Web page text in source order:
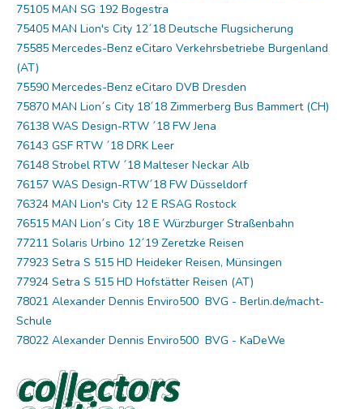
75105 MAN SG 192 Bogestra
75405 MAN Lion's City 12´18 Deutsche Flugsicherung
75585 Mercedes-Benz eCitaro Verkehrsbetriebe Burgenland
(AT)
75590 Mercedes-Benz eCitaro DVB Dresden
75870 MAN Lion´s City 18´18 Zimmerberg Bus Bammert (CH)
76138 WAS Design-RTW ´18 FW Jena
76143 GSF RTW ´18 DRK Leer
76148 Strobel RTW ´18 Malteser Neckar Alb
76157 WAS Design-RTW´18 FW Düsseldorf
76324 MAN Lion's City 12 E RSAG Rostock
76515 MAN Lion´s City 18 E Würzburger Straßenbahn
77211 Solaris Urbino 12´19 Zeretzke Reisen
77923 Setra S 515 HD Heideker Reisen, Münsingen
77924 Setra S 515 HD Hofstätter Reisen (AT)
78021 Alexander Dennis Enviro500 BVG - Berlin.de/macht-
Schule
78022 Alexander Dennis Enviro500 BVG - KaDeWe